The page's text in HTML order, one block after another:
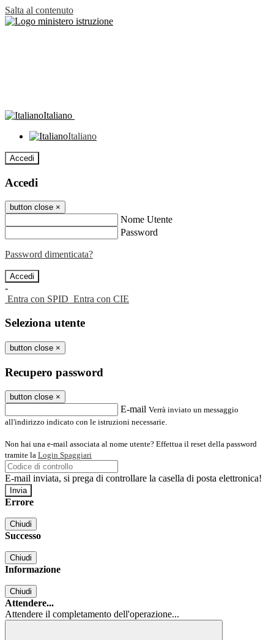
Salta al contenuto
Italiano
Italiano
Accedi
Accedi
button close ×
Nome Utente
Password
Password dimenticata?
-
Entra con SPID Entra con CIE
Seleziona utente
button close ×
Recupero password
button close ×
E-mail Verrà inviato un messaggio
all'indirizzo indicato con le istruzioni necessarie.
Non hai una e-mail associata al nome utente? Effettua il reset della password
tramite la Login Spaggiari
E-mail inviata, si prega di controllare la casella di posta elettronica!
Errore
Chiudi
Successo
Chiudi
Informazione
Chiudi
Attendere...
Attendere il completamento dell'operazione...